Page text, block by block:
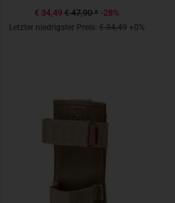
€ 34,49 € 47,90* -28%
Letzter niedrigster Preis: € 34,49 +0%